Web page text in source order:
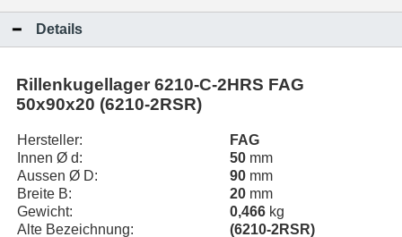
Details
Rillenkugellager 6210-C-2HRS FAG
50x90x20 (6210-2RSR)
Hersteller:
FAG
Innen Ø d:
50 mm
Aussen Ø D:
90 mm
Breite B:
20 mm
Gewicht:
0,466 kg
Alte Bezeichnung:
(6210-2RSR)